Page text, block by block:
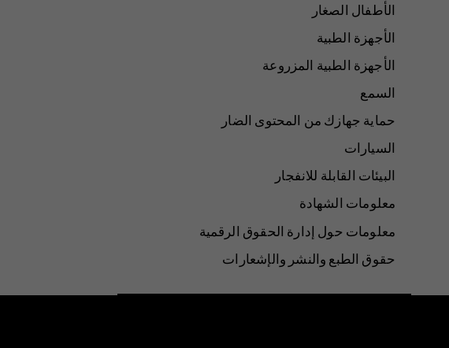
الأطفال الصغار
الأجهزة الطبية
الأجهزة الطبية المزروعة
السمع
حماية جهازك من المحتوى الضار
السيارات
البيئات القابلة للانفجار
معلومات الشهادة
معلومات حول إدارة الحقوق الرقمية
حقوق الطبع والنشر والإشعارات